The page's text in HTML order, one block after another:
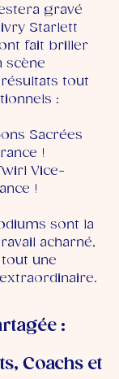
gravé
Starlett
fait briller
scène
tout
:
Sacrées
!
Vice-
!
sont la
acharné,
une
:
Coachs et